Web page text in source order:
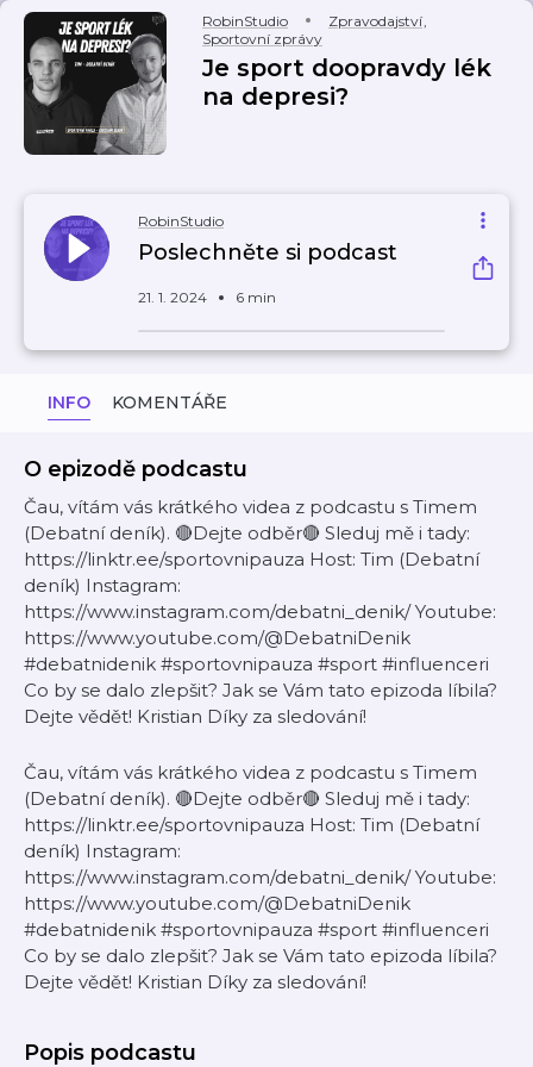
RobinStudio Zpravodajství,
Sportovní zprávy
Je sport doopravdy lék
na depresi?
RobinStudio
Poslechněte si podcast
21. 1. 2024 6 min
INFO KOMENTÁŘE
O epizodě podcastu
Čau, vítám vás krátkého videa z podcastu s Timem
(Debatní deník). 🔴Dejte odběr🔴 Sleduj mě i tady:
https://linktr.ee/sportovnipauza Host: Tim (Debatní
deník) Instagram:
https://www.instagram.com/debatni_denik/ Youtube:
https://www.youtube.com/@DebatniDenik
#debatnidenik #sportovnipauza #sport #influenceri
Co by se dalo zlepšit? Jak se Vám tato epizoda líbila?
Dejte vědět! Kristian Díky za sledování!
Čau, vítám vás krátkého videa z podcastu s Timem
(Debatní deník). 🔴Dejte odběr🔴 Sleduj mě i tady:
https://linktr.ee/sportovnipauza Host: Tim (Debatní
deník) Instagram:
https://www.instagram.com/debatni_denik/ Youtube:
https://www.youtube.com/@DebatniDenik
#debatnidenik #sportovnipauza #sport #influenceri
Co by se dalo zlepšit? Jak se Vám tato epizoda líbila?
Dejte vědět! Kristian Díky za sledování!
Popis podcastu